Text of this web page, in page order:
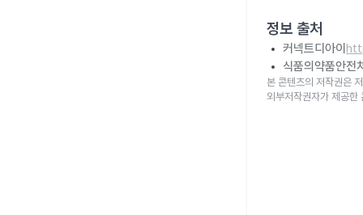
정보 출처
커넥트디아이
식품의약품안전
본 콘텐츠의 저작권은
외부저작권자가 제공한